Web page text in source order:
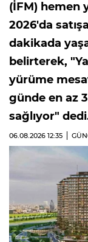
(İFM) hemen
2026'da
dakikada
belirterek,
yürüme
günde en az
sağlıyor"
06.08.2026 12:35